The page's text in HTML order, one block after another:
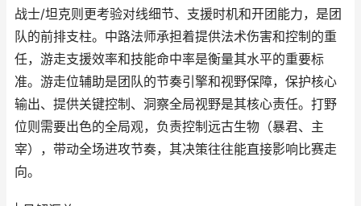
战士/坦克则更考验对线细节、支援时机和开团能力，是团
队的前排支柱。中路法师承担着提供法术伤害和控制的重
任，游走支援效率和技能命中率是衡量其水平的重要标
准。游走位辅助是团队的节奏引擎和视野保障，保护核心
输出、提供关键控制、洞察全局视野是其核心责任。打野
位则需要出色的全局观，负责控制远古生物（暴君、主
宰），带动全场进攻节奏，其决策往往能直接影响比赛走
向。